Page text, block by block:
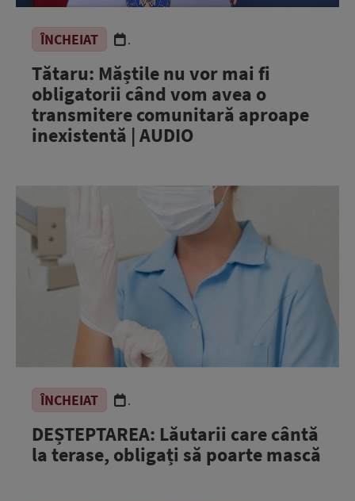
ÎNCHEIAT .
Tătaru: Măștile nu vor mai fi
obligatorii când vom avea o
transmitere comunitară aproape
inexistentă | AUDIO
ÎNCHEIAT .
DEȘTEPTAREA: Lăutarii care cântă
la terase, obligați să poarte mască